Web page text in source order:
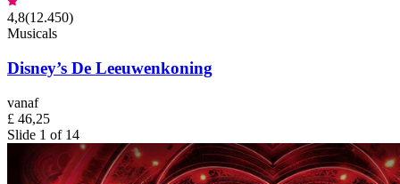
4,8(12.450)
Musicals
Disney’s De Leeuwenkoning
vanaf
£ 46,25
Slide 1 of 14